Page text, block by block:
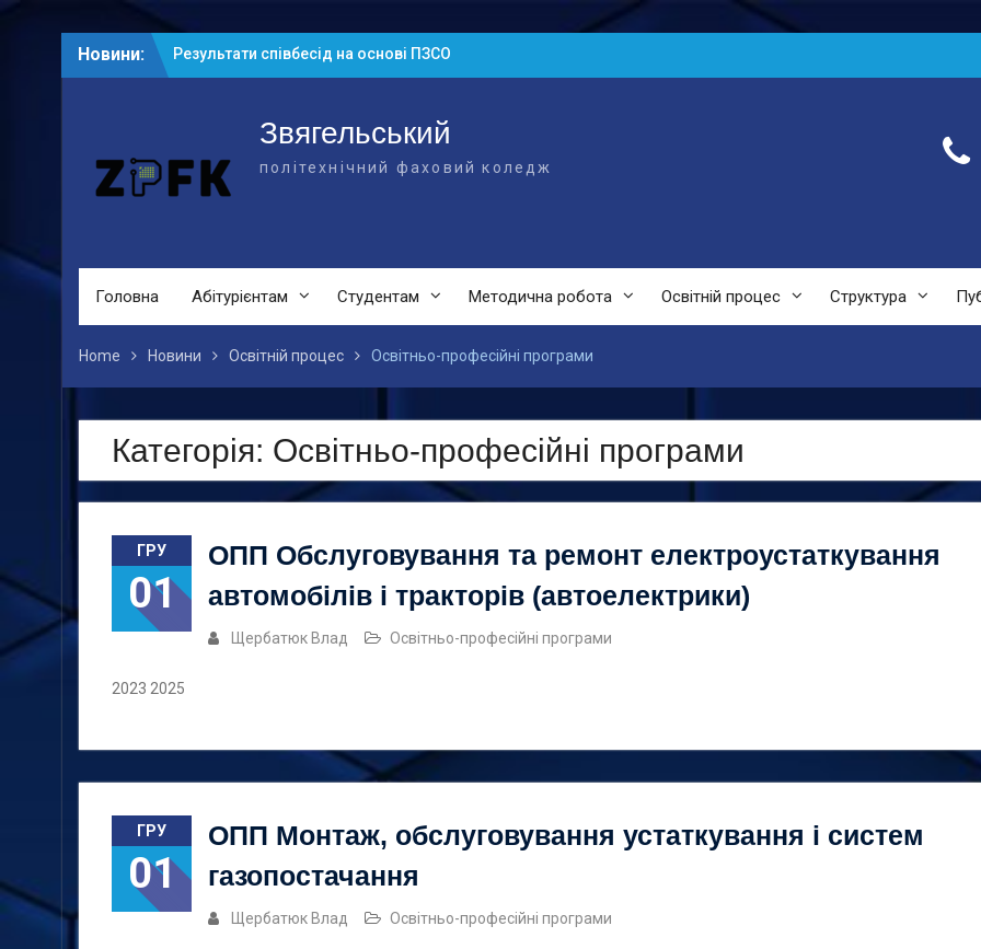
Новини:
Результати співбесід на основі ПЗСО
Результати співбесід на основі БСО
Звягельський
політехнічний фаховий коледж
Головна Абітурієнтам Студентам Методична робота Освітній процес Структура
Home Новини Освітній процес Освітньо-професійні програми
Категорія: Освітньо-професійні програми
ГРУ
01
ОПП Обслуговування та ремонт електроустаткування
автомобілів і тракторів (автоелектрики)
Щербатюк Влад Освітньо-професійні програми
2023 2025
ГРУ
01
ОПП Монтаж, обслуговування устаткування і систем
газопостачання
Щербатюк Влад Освітньо-професійні програми